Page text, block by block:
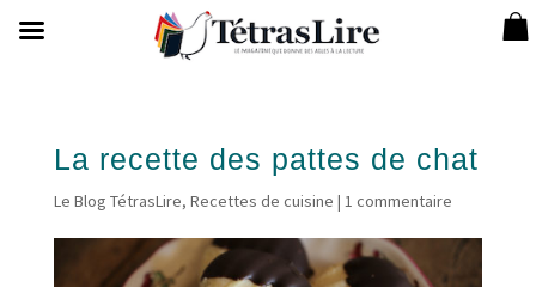
La recette des pattes de chat
Le Blog TétrasLire, Recettes de cuisine | 1 commentaire